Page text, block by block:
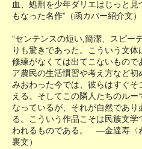
血、処刑を少年ダリエはじっと
もなった名作”（函カバー紹介文）
“センテンスの短い,簡潔、スピー
りも驚きであった。こういう文
修練がなくては出てこないもの
ア農民の生活慣習や考え方など
みおわった今では、彼らはすぐ
える。そしてこの隣人たちのル
なっているが、それが自然であ
る。こういう作品こそは民族文
われるものである。 ―金達寿〈
裏文）